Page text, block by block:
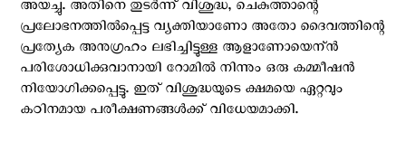
അയച്ചു. അതിനെ തുടര്‍ന്ന് വിശുദ്ധ, ചെകുത്താന്റെ
പ്രലോഭനത്തില്‍പ്പെട്ട വ്യക്തിയാണോ അതോ ദൈവത്തിന്റെ
പ്രത്യേക അനുഗ്രഹം ലഭിച്ചിട്ടുള്ള ആളാണോയെന്ന്‍
പരിശോധിക്കുവാനായി റോമില്‍ നിന്നും ഒരു കമ്മീഷന്‍
നിയോഗിക്കപ്പെട്ടു. ഇത് വിശുദ്ധയുടെ ക്ഷമയെ ഏറ്റവും
കഠിനമായ പരീക്ഷണങ്ങള്‍ക്ക് വിധേയമാക്കി.